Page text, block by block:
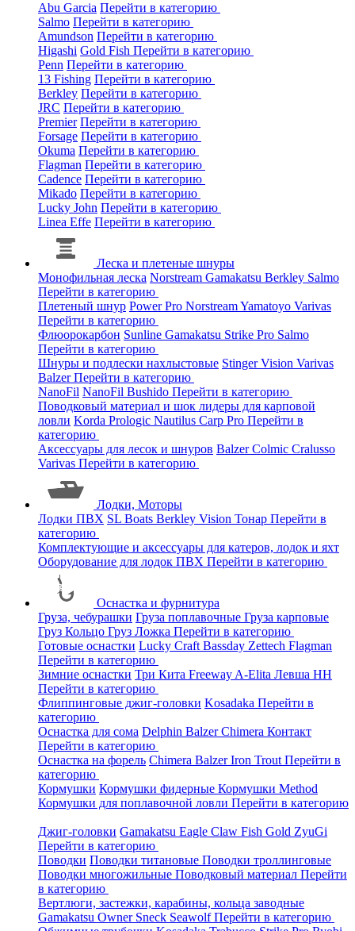
Abu Garcia Перейти в категорию
Salmo Перейти в категорию
Amundson Перейти в категорию
Higashi Gold Fish Перейти в категорию
Penn Перейти в категорию
13 Fishing Перейти в категорию
Berkley Перейти в категорию
JRC Перейти в категорию
Premier Перейти в категорию
Forsage Перейти в категорию
Okuma Перейти в категорию
Flagman Перейти в категорию
Cadence Перейти в категорию
Mikado Перейти в категорию
Lucky John Перейти в категорию
Linea Effe Перейти в категорию
Леска и плетеные шнуры
Монофильная леска Norstream Gamakatsu Berkley Salmo
Перейти в категорию
Плетеный шнур Power Pro NorstreamYamatoyo Varivas
Перейти в категорию
Флюорокарбон Sunline Gamakatsu Strike Pro Salmo
Перейти в категорию
Шнуры и подлески нахлыстовые StingerVision Varivas
BalzerПерейти в категорию
NanoFil NanoFil Bushido Перейти в категорию
Поводковый материал и шок лидеры для карповой
ловли Korda Prologic Nautilus Carp Pro Перейти в
категорию
Аксессуары для лесок и шнуров BalzerColmic Cralusso
Varivas Перейти в категорию
Лодки, Моторы
Лодки ПВХ SL Boats Berkley Vision Тонар Перейти в
категорию
Комплектующие и аксессуары для катеров, лодок и яхт
Оборудование для лодок ПВХ Перейти в категорию
Оснастка и фурнитура
Груза, чебурашки Груза поплавочные Груза карповые
Груз Кольцо Груз Ложка Перейти в категорию
Готовые оснастки Lucky Craft Bassday Zettech Flagman
Перейти в категорию
Зимние оснастки Три Кита Freeway A-Elita Левша НН
Перейти в категорию
Флиппинговые джиг-головки Kosadaka Перейти в
категорию
Оснастка для сома Delphin BalzerChimera Контакт
Перейти в категорию
Оснастка на форель Chimera BalzerIron Trout Перейти в
категорию
Кормушки Кормушки фидерные Кормушки Method
Кормушки для поплавочной ловли Перейти в категорию
Джиг-головки Gamakatsu Eagle Claw Fish Gold ZyuGi
Перейти в категорию
Поводки Поводки титановые Поводки троллинговые
Поводки многожильные Поводковый материал Перейти
в категорию
Вертлюги, застежки, карабины, кольца заводные
Gamakatsu Owner Sneck SeawolfПерейти в категорию